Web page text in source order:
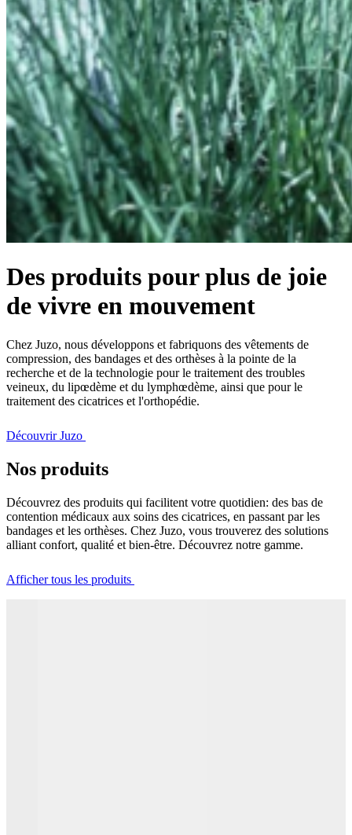
Des produits pour plus de joie
de vivre en mouvement
Chez Juzo, nous développons et fabriquons des vêtements de
compression, des bandages et des orthèses à la pointe de la
recherche et de la technologie pour le traitement des troubles
veineux, du lipœdème et du lymphœdème, ainsi que pour le
traitement des cicatrices et l'orthopédie.
Découvrir Juzo
Nos produits
Découvrez des produits qui facilitent votre quotidien: des bas de
contention médicaux aux soins des cicatrices, en passant par les
bandages et les orthèses. Chez Juzo, vous trouverez des solutions
alliant confort, qualité et bien-être. Découvrez notre gamme.
Afficher tous les produits